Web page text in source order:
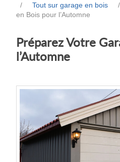
/
Tout sur garage en bois /
en Bois pour l’Automne
Préparez Votre
l’Automne